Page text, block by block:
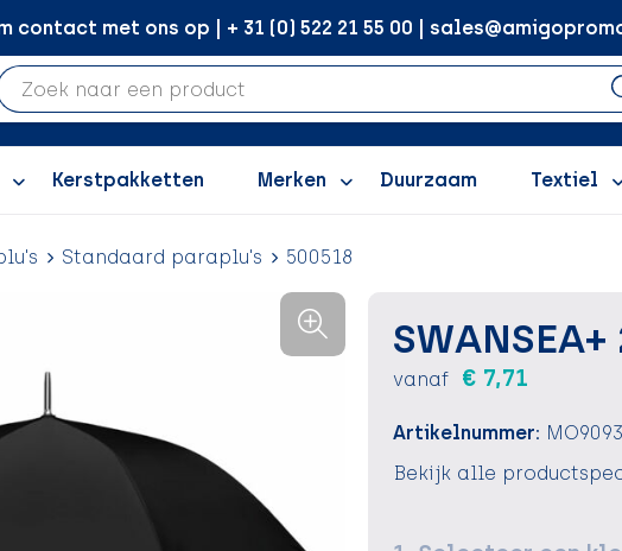
contact met ons op | + 31 (0) 522 21 55 00 |
Kerstpakketten Merken Duurzaam Textiel
Standaard paraplu's 500518
vanaf € 7,71
Artikelnummer:
Bekijk alle